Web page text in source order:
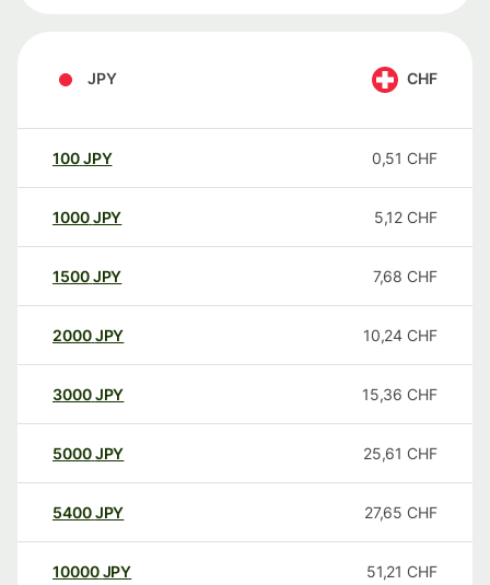
JPY CHF
100JPY 0,51 CHF
1000JPY 5,12 CHF
1500JPY 7,68 CHF
2000JPY 10,24 CHF
3000JPY 15,36 CHF
5000JPY 25,61 CHF
5400JPY 27,65 CHF
10000 JPY 51,21 CHF